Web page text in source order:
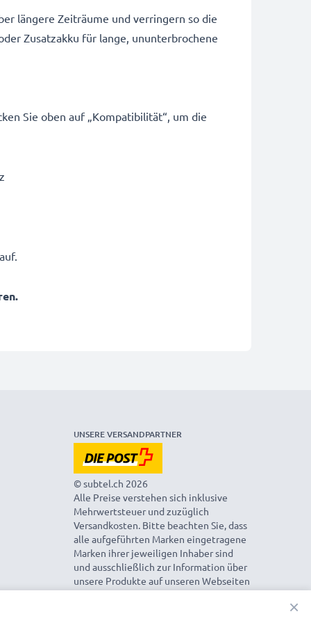
längere Zeiträume und verringern so die
Zusatzakku für lange, ununterbrochene
Sie oben auf „Kompatibilität“, um die
UNSERE VERSANDPARTNER
© subtel.ch 2026
Alle Preise verstehen sich inklusive
Mehrwertsteuer und zuzüglich
Versandkosten. Bitte beachten Sie, dass
alle aufgeführten Marken eingetragene
Marken ihrer jeweiligen Inhaber sind
und ausschließlich zur Information über
unsere Produkte auf unseren Webseiten
genannt werden.
×